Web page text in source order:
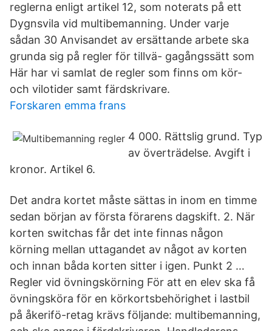
reglerna enligt artikel 12, som noterats på ett
Dygnsvila vid multibemanning. Under varje
sådan 30 Anvisandet av ersättande arbete ska
grunda sig på regler för tillvä- gagångssätt som
Här har vi samlat de regler som finns om kör-
och vilotider samt färdskrivare.
Forskaren emma frans
4 000. Rättslig grund. Typ
av överträdelse. Avgift i
kronor. Artikel 6.
Det andra kortet måste sättas in inom en timme
sedan början av första förarens dagskift. 2. När
korten switchas får det inte finnas någon
körning mellan uttagandet av något av korten
och innan båda korten sitter i igen. Punkt 2 …
Regler vid övningskörning För att en elev ska få
övningsköra för en körkortsbehörighet i lastbil
på åkerifö-retag krävs följande: multibemanning,